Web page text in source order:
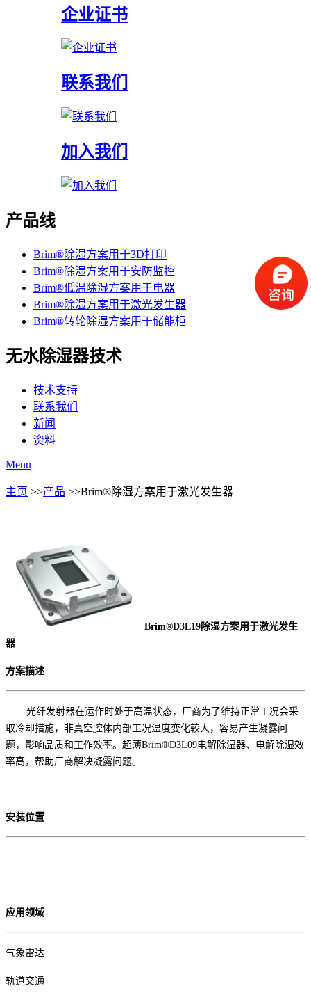
企业证书
联系我们
加入我们
产品线
Brim®除湿方案用于3D打印
Brim®除湿方案用于安防监控
Brim®低温除湿方案用于电器
Brim®除湿方案用于激光发生器
Brim®转轮除湿方案用于储能柜
无水除湿器技术
技术支持
联系我们
新闻
资料
Menu
主页 >>产品 >>Brim®除湿方案用于激光发生器
Brim®D3L19除湿方案用于激光发生
器
方案描述
光纤发射器在运作时处于高温状态，厂商为了维持正常工况会采
取冷却措施，非真空腔体内部工况温度变化较大，容易产生凝露问
题，影响品质和工作效率。 超薄Brim®D3L09电解除湿器、电解除湿效
率高，帮助厂商解决凝露问题。
安装位置
应用领域
气象雷达
轨道交通